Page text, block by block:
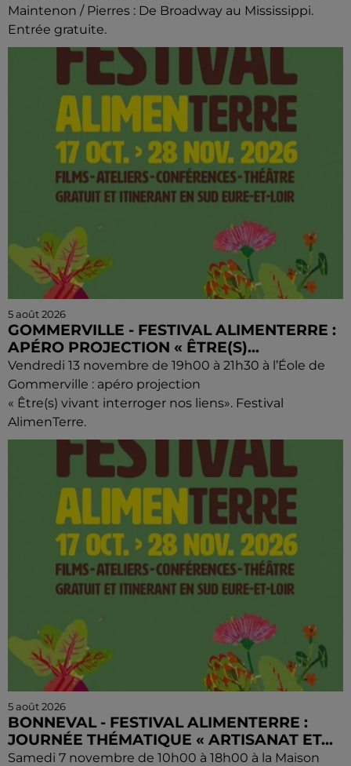
Maintenon / Pierres : De Broadway au Mississippi.
Entrée gratuite.
5 août 2026
GOMMERVILLE - FESTIVAL ALIMENTERRE :
APÉRO PROJECTION « ÊTRE(S)...
Vendredi 13 novembre de 19h00 à 21h30 à l’Éole de
Gommerville : apéro projection
« Être(s) vivant interroger nos liens». Festival
AlimenTerre.
5 août 2026
BONNEVAL - FESTIVAL ALIMENTERRE :
JOURNÉE THÉMATIQUE « ARTISANAT ET...
Samedi 7 novembre de 10h00 à 18h00 à la Maison